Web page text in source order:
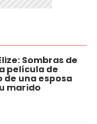
Sombras de
película de
de una esposa
marido